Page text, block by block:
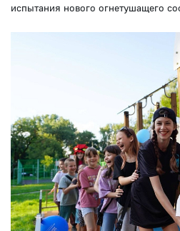
испытания нового огнетушащего